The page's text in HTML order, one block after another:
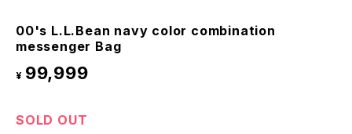
00's L.L.Bean navy color combination
messenger Bag
¥ 99,999
SOLD OUT